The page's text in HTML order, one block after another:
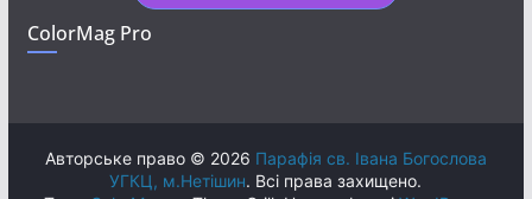
ColorMag Pro
Авторське право © 2026 Парафія св. Івана Богослова
УГКЦ, м.Нетішин. Всі права захищено.